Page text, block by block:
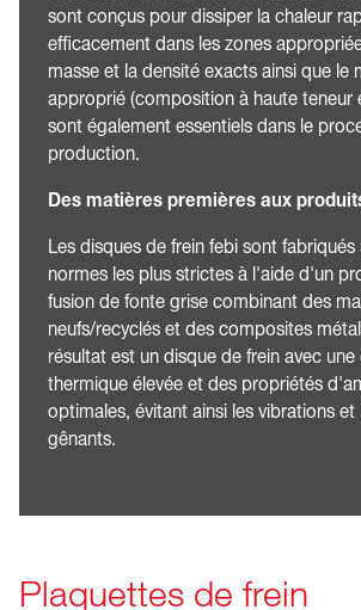
sont conçus pour dissiper la chaleur
efficacement dans les zones
masse et la densité exacts ainsi que le
approprié (composition à haute teneur
sont également essentiels dans le
production.
Des matières premières aux
Les disques de frein febi sont fabriqués
normes les plus strictes à l'aide d'un
fusion de fonte grise combinant des
neufs/recyclés et des composites
résultat est un disque de frein avec
thermique élevée et des propriétés
optimales, évitant ainsi les vibrations et
gênants.
Plaquettes de frein